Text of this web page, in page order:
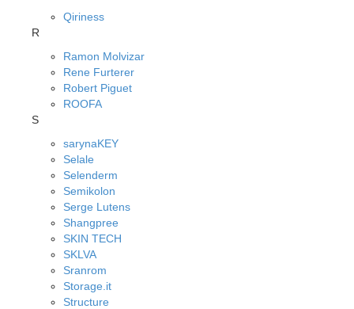
Qiriness
R
Ramon Molvizar
Rene Furterer
Robert Piguet
ROOFA
S
sarynaKEY
Selale
Selenderm
Semikolon
Serge Lutens
Shangpree
SKIN TECH
SKLVA
Sranrom
Storage.it
Structure